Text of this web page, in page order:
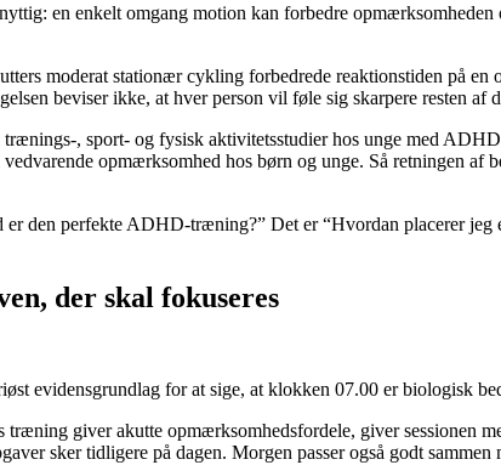
en enkelt omgang motion kan forbedre
moderat stationær cykling forbedrede reaktionstiden på
beviser ikke, at hver person vil føle sig skarpere resten af
, sport- og fysisk aktivitetsstudier hos unge med
opmærksomhed hos børn og unge. Så retningen
den perfekte ADHD-træning?” Det er “Hvordan placerer
der skal fokuseres
evidensgrundlag for at sige, at klokken 07.00 er biologisk
giver akutte opmærksomhedsfordele, giver sessionen
sker tidligere på dagen. Morgen passer også godt